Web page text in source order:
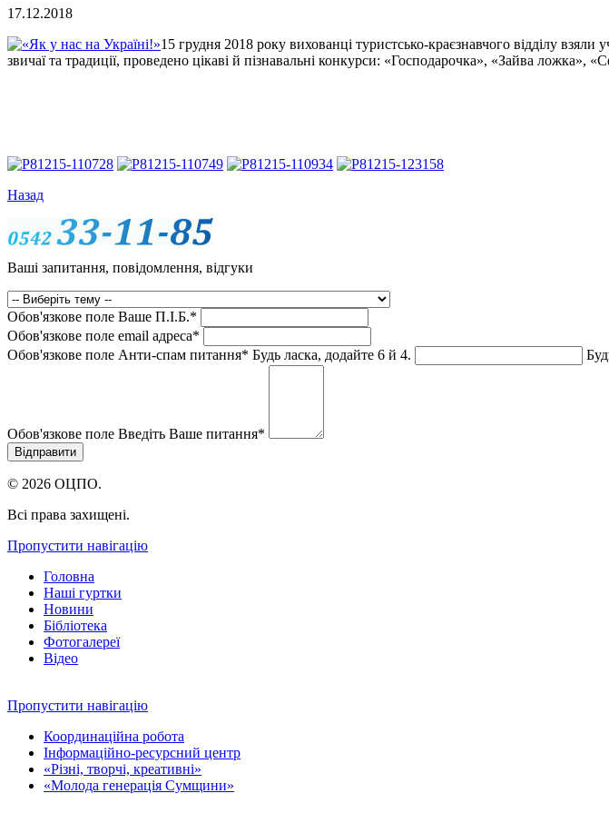
17.12.2018
15 грудня 2018 року вихованці туристсько-краєзнавчого відділу
звичаї та традиції, проведено цікаві й пізнавальні конкурси: «Господарочка», «Зайва
Назад
Ваші запитання, повідомлення, відгуки
Обов'язкове поле Ваше П.I.Б.*
Обов'язкове поле email адреса*
Обов'язкове поле Анти-спам питання* Будь ласка, додайте 6 й 4.
Обов'язкове поле Введіть Ваше питання*
© 2026 ОЦПО.
Всі права захищені.
Пропустити навігацію
Головна
Наші гуртки
Новини
Бібліотека
Фотогалереї
Відео
Пропустити навігацію
Координаційна робота
Інформаційно-ресурсний центр
«Різні, творчі, креативні»
«Молода генерація Сумщини»